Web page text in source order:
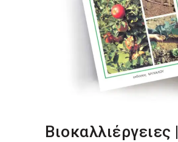
Βιοκαλλιέργειες |